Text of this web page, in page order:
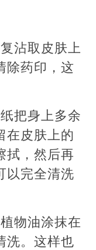
沾取皮肤上
除药印，这
把身上多余
在皮肤上的
拭，然后再
以完全清洗
物油涂抹在
洗。这样也